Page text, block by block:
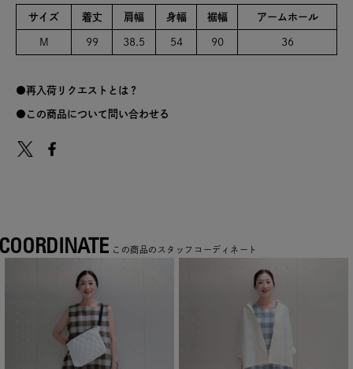
サイズ 着丈 肩幅 身幅 裾幅 アームホール
M 99 38.5 54 90 36
再入荷リクエストとは？
この商品について問い合わせる
この商品のスタッフコーディネート